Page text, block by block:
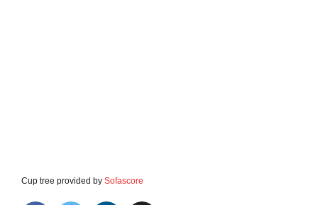
Cup tree provided by Sofascore